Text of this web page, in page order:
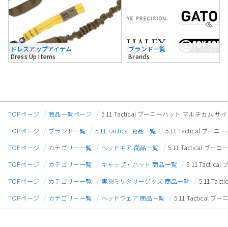
ドレスアップアイテム
Dress Up Items
ブランド一覧
Brands
TOPページ 商品一覧ページ
5.11 Tactical ブーニーハット マルチカム サ
TOPページ
ブランド一覧 5.11 Tactical 商品一覧
5.11 Tactical ブーニ
TOPページ
カテゴリー一覧 ヘッドギア 商品一覧
5.11 Tactical ブーニ
TOPページ
カテゴリー一覧 キャップ・ハット 商品一覧
5.11 Tactical
TOPページ
カテゴリー一覧 実物ミリタリーグッズ 商品一覧
5.11
TOPページ
カテゴリー一覧 ヘッドウェア 商品一覧 5.11 Tactical ブー